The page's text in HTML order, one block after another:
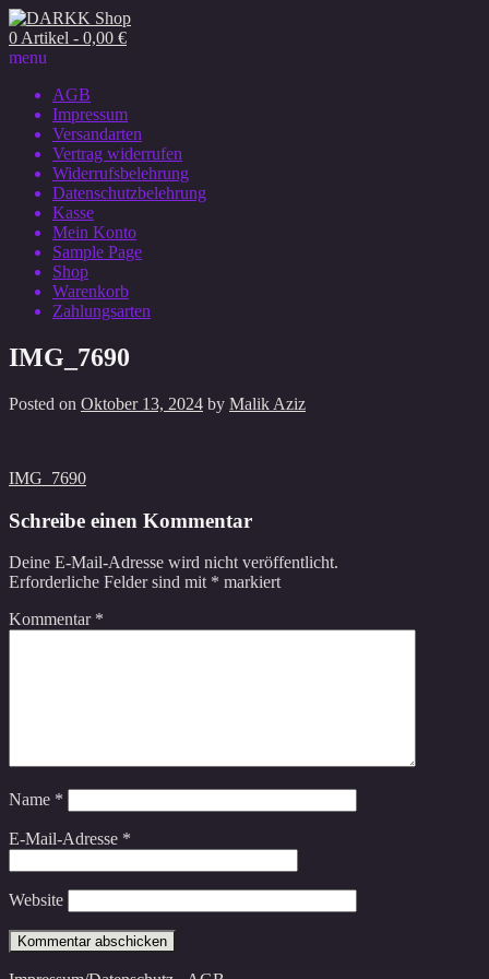
0 Artikel - 0,00 €
menu
AGB
Impressum
Versandarten
Vertrag widerrufen
Widerrufsbelehrung
Datenschutzbelehrung
Kasse
Mein Konto
Sample Page
Shop
Warenkorb
Zahlungsarten
IMG_7690
Posted on Oktober 13, 2024 by Malik Aziz
Beitragsnavigation
IMG_7690
Schreibe einen Kommentar
Deine E-Mail-Adresse wird nicht veröffentlicht.
Erforderliche Felder sind mit * markiert
Kommentar *
Name *
E-Mail-Adresse *
Website